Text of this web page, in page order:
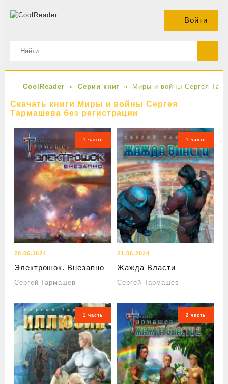
Войти
CoolReader Серии книг Миры и войны Сергея
Скачать книги Миры и войны Сергея
Тармашева без регистрации
1 часть
20.06.2024
Электрошок. Внезапно
Сергей Тармашев
1 часть
21.06.2024
Жажда Власти
Сергей Тармашев
1 часть 2 часть